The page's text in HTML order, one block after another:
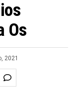
Os
2021